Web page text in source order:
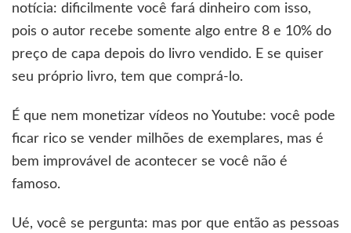
notícia: dificilmente você fará dinheiro com isso,
pois o autor recebe somente algo entre 8 e 10% do
preço de capa depois do livro vendido. E se quiser
seu próprio livro, tem que comprá-lo.
É que nem monetizar vídeos no Youtube: você pode
ficar rico se vender milhões de exemplares, mas é
bem improvável de acontecer se você não é
famoso.
Ué, você se pergunta: mas por que então as pessoas